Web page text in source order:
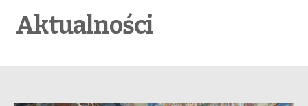
Aktualności